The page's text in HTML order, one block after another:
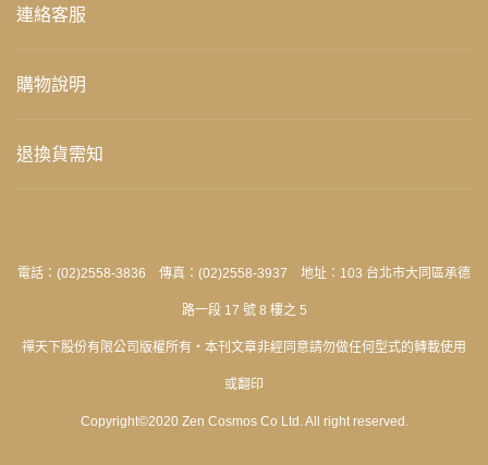
連絡客服
購物說明
退換貨需知
電話：(02)2558-3836 傳真：(02)2558-3937 地址：103 台北市大同區承德
路一段 17 號 8 樓之 5
禪天下股份有限公司版權所有‧本刊文章非經同意請勿做任何型式的轉載使用
或翻印
Copyright©2020 Zen Cosmos Co Ltd. All right reserved.